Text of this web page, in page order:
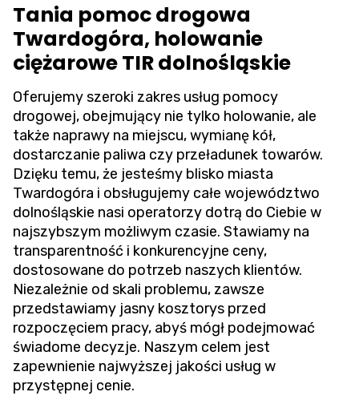
Tania pomoc drogowa
Twardogóra, holowanie
ciężarowe TIR dolnośląskie
Oferujemy szeroki zakres usług pomocy
drogowej, obejmujący nie tylko holowanie, ale
także naprawy na miejscu, wymianę kół,
dostarczanie paliwa czy przeładunek towarów.
Dzięku temu, że jesteśmy blisko miasta
Twardogóra i obsługujemy całe województwo
dolnośląskie nasi operatorzy dotrą do Ciebie w
najszybszym możliwym czasie. Stawiamy na
transparentność i konkurencyjne ceny,
dostosowane do potrzeb naszych klientów.
Niezależnie od skali problemu, zawsze
przedstawiamy jasny kosztorys przed
rozpoczęciem pracy, abyś mógł podejmować
świadome decyzje. Naszym celem jest
zapewnienie najwyższej jakości usług w
przystępnej cenie.